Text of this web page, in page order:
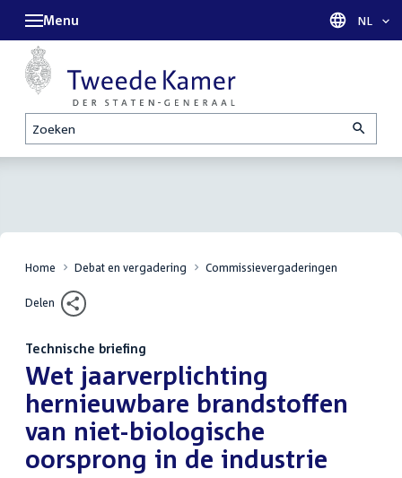
Zoeken
Menu Taal
NL
Home Debat en vergadering Commissievergaderingen
Delen
Technische briefing
:Wet jaarverplichting
hernieuwbare brandstoffen
van niet-biologische
oorsprong in de industrie